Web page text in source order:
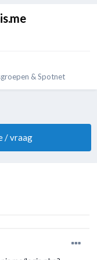
& Spotnet
/ vraag